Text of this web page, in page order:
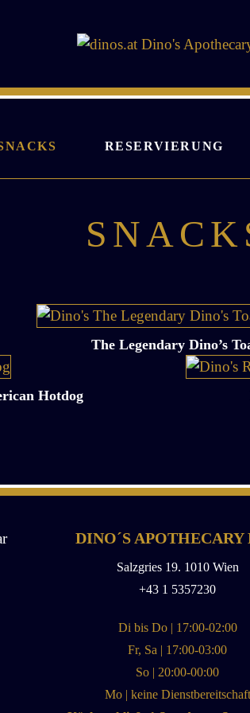
RESERVIERUNG
The Legendary Dino’s
Hotdog
DINO´S APOTHECARY
Salzgries 19. 1010 Wien
+43 1 5357230
Di bis Do | 17:00-02:00
Fr, Sa | 17:00-03:00
So | 20:00-00:00
Mo | keine Dienstbereitschaft